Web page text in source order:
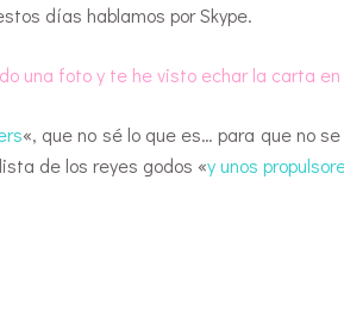
días hablamos por Skype.
una foto y te he visto echar la carta
«, que no sé lo que es… para que no
de los reyes godos «y unos